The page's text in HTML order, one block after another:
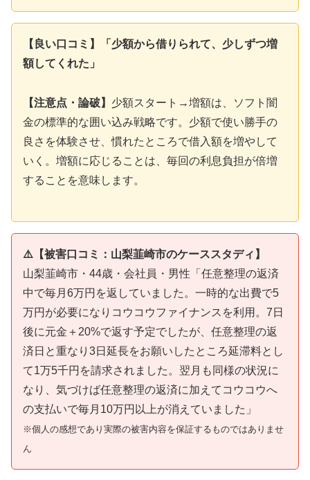
【良い口コミ】「少額から借りられて、少しずつ増
額してくれた」
【注意点・論破】 少額スタート→増額は、ソフト闇
金の標準的な囲い込み戦略です。少額で使い勝手の
良さを体験させ、慣れたところで借入額を増やして
いく。増額に応じることは、毎回の利息負担が倍増
することを意味します。
⚠️【被害口コミ：山梨韮崎市のケーススタディ】
山梨韮崎市・44歳・会社員・男性「任意整理の返済
中で毎月6万円を返していました。一時的な出費で5
万円が必要になりコウコウファイナンスを利用。7日
後に元金＋20%で返す予定でしたが、任意整理の返
済日と重なり3日延長をお願いしたところ延滞料とし
て1万5千円を請求されました。翌月も同様の状況に
なり、気づけば任意整理の返済に加えてコウコウへ
の支払いで毎月10万円以上が消えていました」
※個人の感想であり実際の被害内容を保証するものではありませ
ん